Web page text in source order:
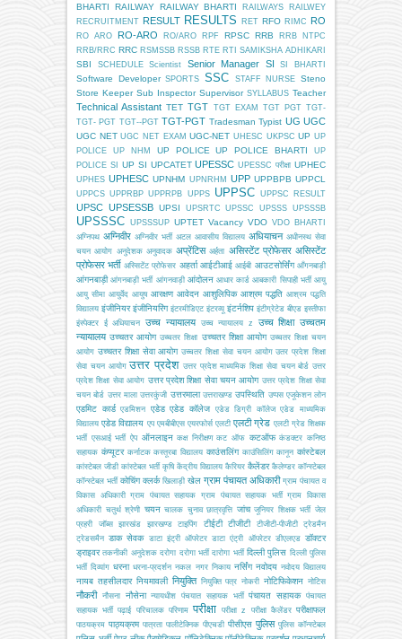
BHARTI
RAILWAY RAILWAY BHARTI RAILWAYS
RAILWEY
RECRUITMENT RESULT RESULTS RET RFO RIMC RO
RO ARO RO-ARO RO/ARO RPF RPSC RRB
RRB NTPC
RRB/RRC RRC RSMSSB RSSB RTE RTI SAMIKSHA ADHIKARI
SBI SCHEDULE Scientist Senior Manager SI SI BHARTI
Software Developer SPORTS SSC STAFF NURSE
Steno
Store Keeper Sub Inspector Supervisor SYLLABUS Teacher
Technical Assistant TET TGT TGT EXAM TGT PGT TGT-
TGT- PGT TGT--PGT TGT-PGT Tradesman Typist UG UGC
UGC NET UGC NET EXAM UGC-NET UHESC UKPSC UP UP
POLICE
UP NHM UP POLICE UP POLICE BHARTI
UP
POLICE SI
UP SI UPCATET UPESSC UPESSC परीक्षा UPHEC
UPHES UPHESC UPNHM UPNRHM UPP UPPBPB UPPCL
UPPCS UPPRBP UPPRPB UPPS UPPSC UPPSC RESULT
UPSC UPSESSB UPSI UPSRTC UPSSC UPSSS UPSSSB
UPSSSC UPSSSUP UPTET Vacancy VDO VDO BHARTI
अग्निपथ अग्निवीर अग्निवीर भर्ती अटल आवासीय विद्यालय अधियाचन अधीनस्थ सेवा
चयन आयोग अनुदेशक अनुवादक अप्रेंटिस अर्हता असिस्टेंट प्रोफेसर असिस्टेंट
प्रोफेसर भर्ती अस्सिटेंट प्रोफेसर अहर्ता आईटीआई आईबी आउटसोर्सिंग आँगनबाड़ी
आंगनबाड़ी आंगनबाड़ी भर्ती आंगनवाड़ी आंदोलन आधार कार्ड आबकारी सिपाही भर्ती आयु
आयु सीमा आयुर्वेद आयुष आरक्षण आवेदन आशुलिपिक आश्रम पद्धति आश्रम पद्धति
विद्यालय इंजीनियर इंजीनियरिंग इंटरमीडिएट इंटरव्यू इंटर्नशिप इंटीग्रेटेड बीएड इस्तीफा
इंस्पेक्टर ई अधियाचन उच्च न्यायालय उच्च न्यायालय z उच्च शिक्षा उच्चतम
न्यायालय उच्चतर आयोग उच्चतर शिक्षा उच्चतर शिक्षा आयोग उच्चतर शिक्षा चयन
आयोग उच्चतर शिक्षा सेवा आयोग उच्चतर शिक्षा सेवा चयन आयोग उतर प्रदेश शिक्षा
सेवा चयन आयोग उत्तर प्रदेश उत्तर प्रदेश माध्यमिक शिक्षा सेवा चयन बोर्ड उत्तर
प्रदेश शिक्षा सेवा आयोग उत्तर प्रदेश शिक्षा सेवा चयन आयोग उत्तर प्रदेश शिक्षा सेवा
चयन बोर्ड उत्तर माला उत्तरकुंजी उत्तरमाला उत्तराखण्ड उपस्थिति उप्पस एजूकेशन लोन
एडमिट कार्ड एडमिशन एडेड एडेड कॉलेज एडेड डिग्री कॉलेज एडेड माध्यमिक
विद्यालय एडेड विद्यालय एप एमबीबीएस एयरफोर्स एलटी एलटी ग्रेड एलटी ग्रेड शिक्षक
भर्ती एसआई भर्ती ऐप ऑनलाइन कक्ष निरीक्षण कट ऑफ कटऑफ कंडक्टर कनिष्ठ
सहायक कंप्यूटर कर्नाटक कस्तूरबा विद्यालय काउंसलिंग काउंसिलिंग कानून कांस्टेबल
कांस्टेबल जीडी कांस्टेबल भर्ती कृषि केंद्रीय विद्यालय कैरियर कैलेंडर कैलेण्डर कॉन्स्टेबल
कॉन्स्टेबल भर्ती कोचिंग क्लर्क खिलाड़ी खेल ग्राम पंचायत अधिकारी ग्राम पंचायत व
विकास अधिकारी ग्राम पंचायत सहायक ग्राम पंचायत सहायक भर्ती ग्राम विकास
अधिकारी चतुर्थ श्रेणी चयन चालक चुनाव छात्रवृत्ति जांच जूनियर शिक्षक भर्ती जेल
प्रहरी
जॉब्स झारखंड झारखण्ड टाइपिंग टीईटी टीजीटी टीजीटी-पीजीटी
ट्रेडमैन
ट्रेडसमैन डाक सेवक डाटा इंट्री ऑपरेटर डाटा एंट्री ऑपरेटर डीएलएड डॉक्टर
ड्राइवर तकनीकी अनुदेशक दरोगा दरोगा भर्ती दारोगा भर्ती दिल्ली पुलिस दिल्ली पुलिस
भर्ती दिव्यांग धरना धरना-प्रदर्शन नकल नगर निकाय नर्सिंग नवोदय नवोदय विद्यालय
नायब तहसीलदार नियमावली नियुक्ति नियुक्ति पत्र नोकरी नोटिफिकेशन नोटिस
नौकरी नौसना नौसेना न्यायधीश पंचयात सहायक भर्ती पंचायत सहायक पंचायत
सहायक भर्ती पढ़ाई परिचालक परिणाम परीक्षा परीक्षा z परीक्षा कैलेंडर परीक्षाफल
पाठयक्रम पाठ्यक्रम पात्रता पालीटेक्निक पीएचडी पीसीएस पुलिस पुलिस कॉन्स्टेबल